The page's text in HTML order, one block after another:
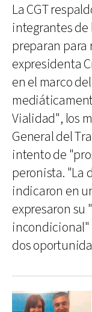
La CGT
integrantes de
preparan para
expresidenta
en el marco
Vialidad", los
General del
intento de
peronista. "La
indicaron en
expresaron su
incondicional"
dos